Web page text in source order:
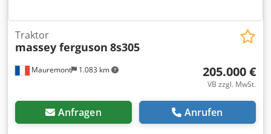
Mauremont 1.083 km
Traktor
massey ferguson 8s305
205.000 €
VB zzgl. MwSt.
Anfragen Anrufen